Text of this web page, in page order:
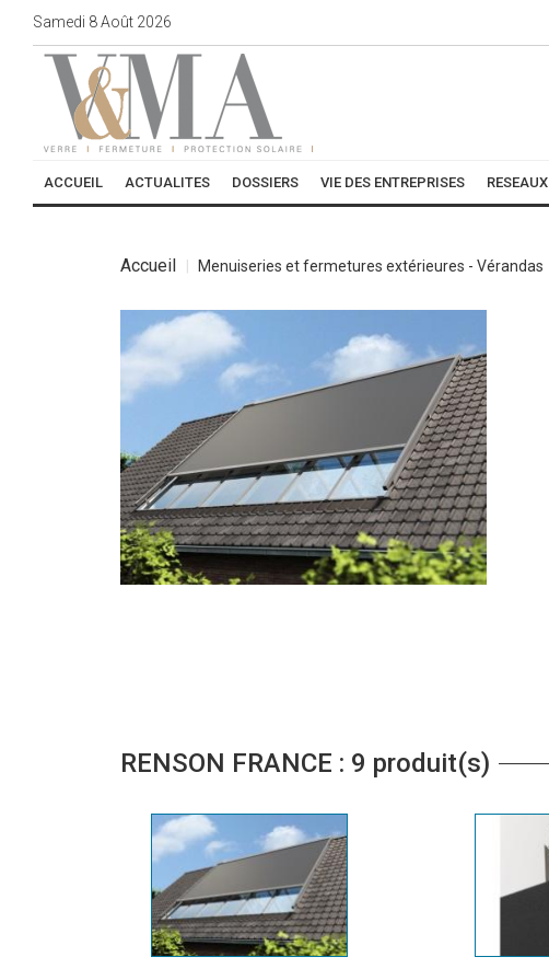
Samedi 8Août 2026
ACCUEIL ACTUALITES DOSSIERS VIE DES ENTREPRISES RESEAUX
Accueil Menuiseries et fermetures extérieures - Vérandas
RENSON FRANCE : 9 produit(s)